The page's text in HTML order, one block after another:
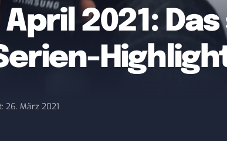
2021:
26. März 2021